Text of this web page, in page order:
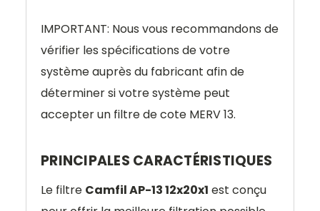
IMPORTANT: Nous vous recommandons de
vérifier les spécifications de votre
système auprès du fabricant afin de
déterminer si votre système peut
accepter un filtre de cote MERV 13.
PRINCIPALES CARACTÉRISTIQUES
Le filtre Camfil AP-13 12x20x1 est conçu